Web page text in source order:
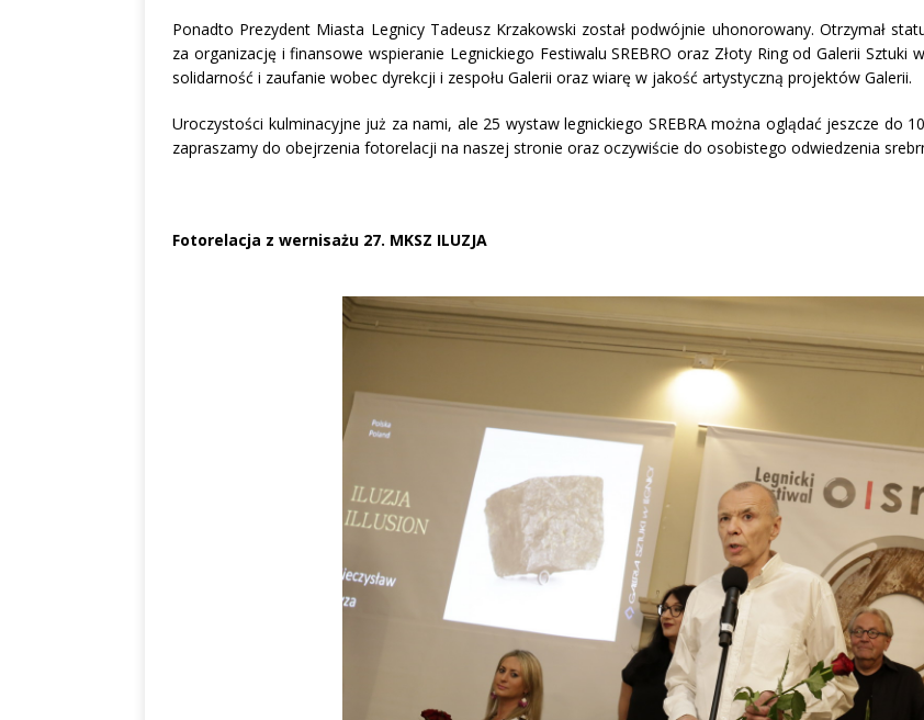
Ponadto Prezydent Miasta Legnicy Tadeusz Krzakowski został podwójnie uhonorowany. Otrzymał
za organizację i finansowe wspieranie Legnickiego Festiwalu SREBRO oraz Złoty Ring od Galerii Sztuki
solidarność i zaufanie wobec dyrekcji i zespołu Galerii oraz wiarę w jakość artystyczną projektów Galerii.
Uroczystości kulminacyjne już za nami, ale 25 wystaw legnickiego SREBRA można oglądać jeszcze do
zapraszamy do obejrzenia fotorelacji na naszej stronie oraz oczywiście do osobistego odwiedzenia
Fotorelacja z wernisażu 27. MKSZ ILUZJA